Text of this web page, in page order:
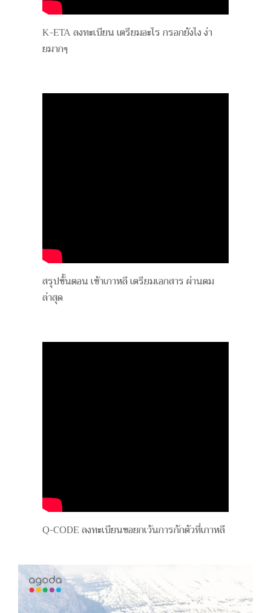
K-ETA ลงทะเบียน เตรียมอะไร กรอกยังไง ง่า
ยมากๆ
สรุปขั้นตอน เข้าเกาหลี เตรียมเอกสาร ผ่านตม
ล่าสุด
Q-CODE ลงทะเบียนขอยกเว้นการกักตัวที่เกาหลี